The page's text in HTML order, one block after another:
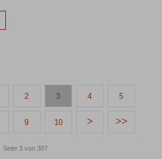
2 3 4 5
9 10
Seite 3 von 307